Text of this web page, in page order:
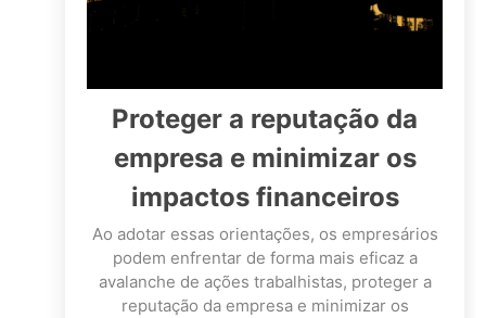
Proteger a reputação da
empresa e minimizar os
impactos financeiros
Ao adotar essas orientações, os empresários
podem enfrentar de forma mais eficaz a
avalanche de ações trabalhistas, proteger a
reputação da empresa e minimizar os